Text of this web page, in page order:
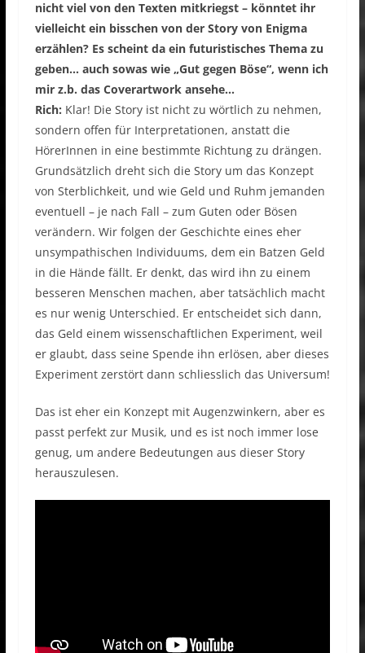
nicht viel von den Texten mitkriegst – könntet ihr
vielleicht ein bisschen von der Story von Enigma
erzählen? Es scheint da ein futuristisches Thema zu
geben… auch sowas wie „Gut gegen Böse“, wenn ich
mir z.b. das Coverartwork ansehe…
Rich: Klar! Die Story ist nicht zu wörtlich zu nehmen,
sondern offen für Interpretationen, anstatt die
HörerInnen in eine bestimmte Richtung zu drängen.
Grundsätzlich dreht sich die Story um das Konzept
von Sterblichkeit, und wie Geld und Ruhm jemanden
eventuell – je nach Fall – zum Guten oder Bösen
verändern. Wir folgen der Geschichte eines eher
unsympathischen Individuums, dem ein Batzen Geld
in die Hände fällt. Er denkt, das wird ihn zu einem
besseren Menschen machen, aber tatsächlich macht
es nur wenig Unterschied. Er entscheidet sich dann,
das Geld einem wissenschaftlichen Experiment, weil
er glaubt, dass seine Spende ihn erlösen, aber dieses
Experiment zerstört dann schliesslich das Universum!
Das ist eher ein Konzept mit Augenzwinkern, aber es
passt perfekt zur Musik, und es ist noch immer lose
genug, um andere Bedeutungen aus dieser Story
herauszulesen.